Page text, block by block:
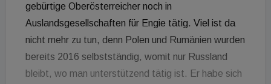
gebürtige Oberösterreicher noch in
Auslandsgesellschaften für Engie tätig. Viel ist da
nicht mehr zu tun, denn Polen und Rumänien wurden
bereits 2016 selbstständig, womit nur Russland
bleibt, wo man unterstützend tätig ist. Er habe sich